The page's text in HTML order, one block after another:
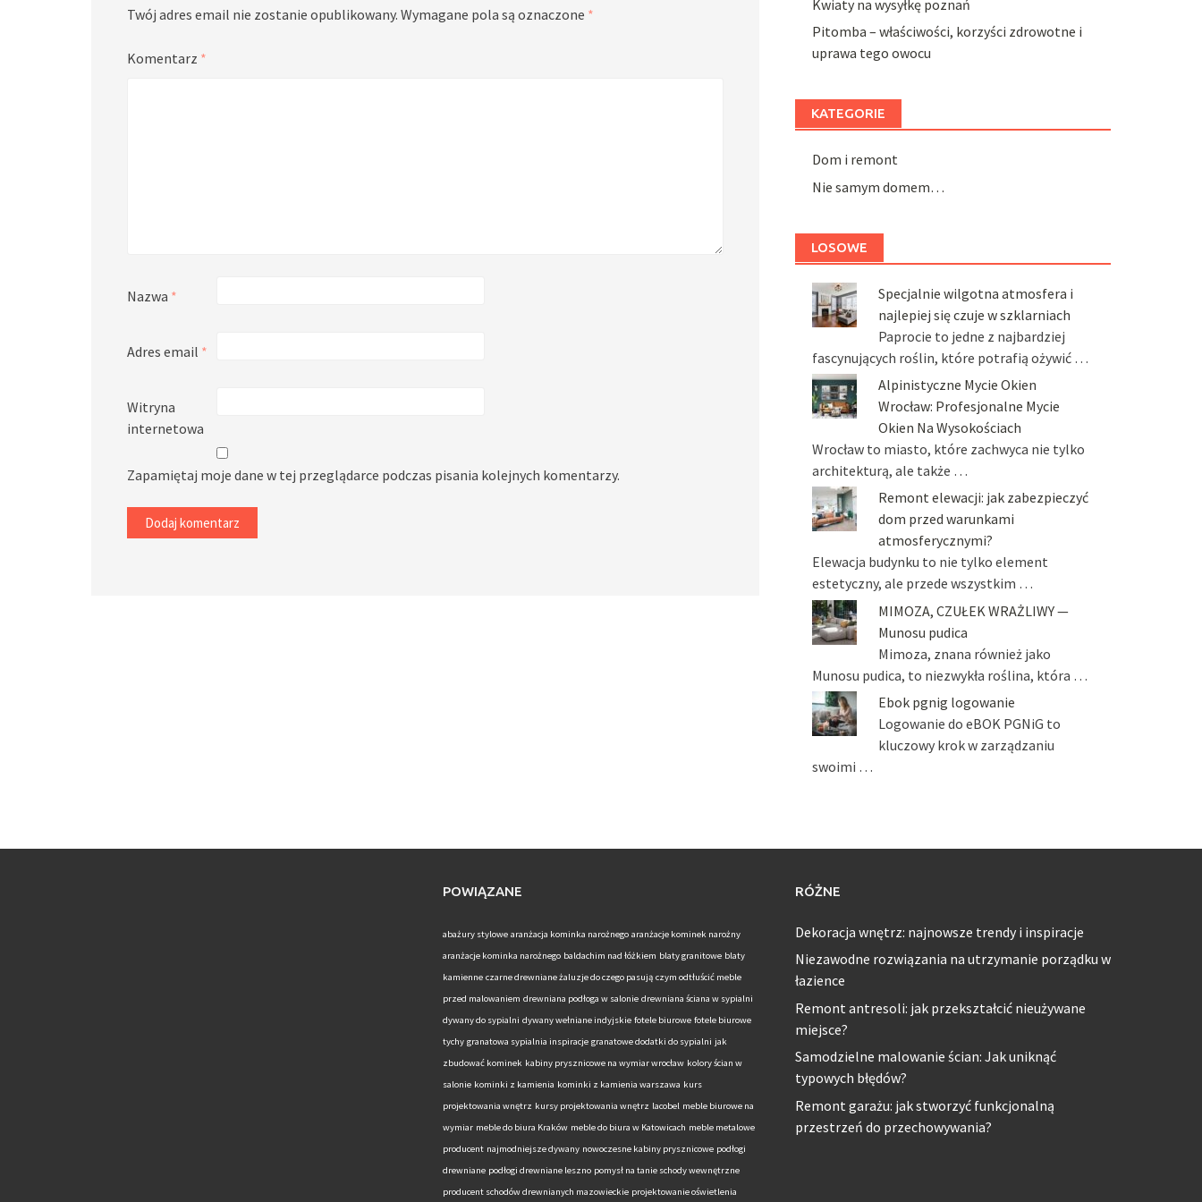
Twój adres email nie zostanie opublikowany. Wymagane pola są oznaczone *
Komentarz *
Nazwa *
Adres email *
Witryna
internetowa
Zapamiętaj moje dane w tej przeglądarce podczas pisania kolejnych komentarzy.
Kwiaty na wysyłkę poznań
Pitomba – właściwości, korzyści zdrowotne i
uprawa tego owocu
KATEGORIE
Dom i remont
Nie samym domem…
LOSOWE
Specjalnie wilgotna atmosfera i
najlepiej się czuje w szklarniach
Paprocie to jedne z najbardziej
fascynujących roślin, które potrafią ożywić …
Alpinistyczne Mycie Okien
Wrocław: Profesjonalne Mycie
Okien Na Wysokościach
Wrocław to miasto, które zachwyca nie tylko
architekturą, ale także …
Remont elewacji: jak zabezpieczyć
dom przed warunkami
atmosferycznymi?
Elewacja budynku to nie tylko element
estetyczny, ale przede wszystkim …
MIMOZA, CZUŁEK WRAŻLIWY —
Munosu pudica
Mimoza, znana również jako
Munosu pudica, to niezwykła roślina, która …
Ebok pgnig logowanie
Logowanie do eBOK PGNiG to
kluczowy krok w zarządzaniu
swoimi …
POWIĄZANE
abażury stylowe aranżacja kominka narożnego aranżacje kominek narożny
aranżacje kominka narożnego baldachim nad łóżkiem blaty granitowe blaty
kamienne czarne drewniane żaluzje do czego pasują czym odtłuścić meble
przed malowaniem drewniana podłoga w salonie drewniana ściana w sypialni
dywany do sypialni dywany wełniane indyjskie fotele biurowe fotele biurowe
tychy granatowa sypialnia inspiracje granatowe dodatki do sypialni jak
zbudować kominek kabiny prysznicowe na wymiar wrocław kolory ścian w
salonie kominki z kamienia kominki z kamienia warszawa kurs
projektowania wnętrz kursy projektowania wnętrz lacobel meble biurowe na
wymiar meble do biura Kraków meble do biura w Katowicach meble metalowe
producent najmodniejsze dywany nowoczesne kabiny prysznicowe podłogi
drewniane podłogi drewniane leszno pomysł na tanie schody wewnętrzne
producent schodów drewnianych mazowieckie projektowanie oświetlenia
RÓŻNE
Dekoracja wnętrz: najnowsze trendy i inspiracje
Niezawodne rozwiązania na utrzymanie porządku w
łazience
Remont antresoli: jak przekształcić nieużywane
miejsce?
Samodzielne malowanie ścian: Jak uniknąć
typowych błędów?
Remont garażu: jak stworzyć funkcjonalną
przestrzeń do przechowywania?